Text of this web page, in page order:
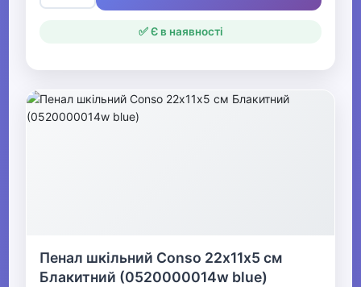
✅ Є в наявності
Пенал шкільний Conso 22х11х5 см
Блакитний (0520000014w blue)